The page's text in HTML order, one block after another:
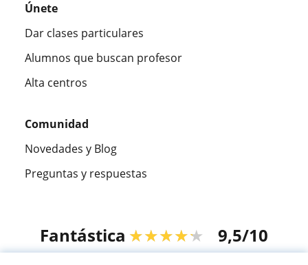
Únete
Dar clases particulares
Alumnos que buscan profesor
Alta centros
Comunidad
Novedades y Blog
Preguntas y respuestas
Fantástica ★★★★★ 9,5/10